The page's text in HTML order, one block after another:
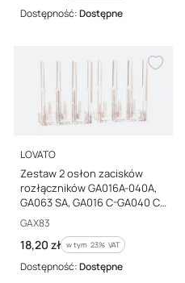
Dostępność:Dostępne
PRODUCENT
LOVATO
Zestaw 2 osłon zacisków
rozłączników GA016A-040A,
GA063 SA, GA016 C-GA040 C,
GA040 D GAX83
Kod producenta
GAX83
Cena brutto
18,20 zł w tym %s VAT
w tym 23% VAT
Dostępność:Dostępne